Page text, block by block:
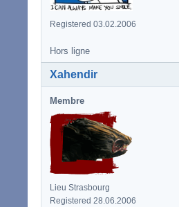
Registered 03.02.2006
Hors ligne
Xahendir
Membre
Lieu Strasbourg
Registered 28.06.2006